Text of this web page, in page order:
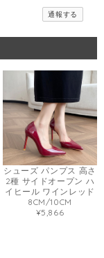
通報する
シューズ パンプス 高さ
2種 サイドオープン ハ
イヒール ワインレッド
8CM/10CM
¥5,866